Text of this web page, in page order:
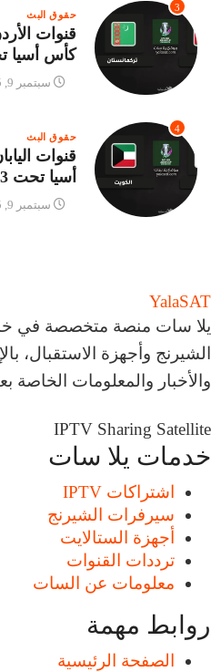
3
حقوق البث
قنوات
كأس أسيا
سبتمبر 9, 2025
4
حقوق البث
قنوات
أسيا تحت 23...
سبتمبر 9, 2025
YalaSAT
الشيرنج وأجهزة الاستقبال،
والأخبار والمعلومات الخاصة
IPTV Sharing Satellite
خدمات يلا سات
اشتراكات IPTV
سيرفرات الشيرنج
أجهزة الستالايت
ترددات القنوات
معلومات عن السات
روابط مهمة
الصفحة الرئيسية